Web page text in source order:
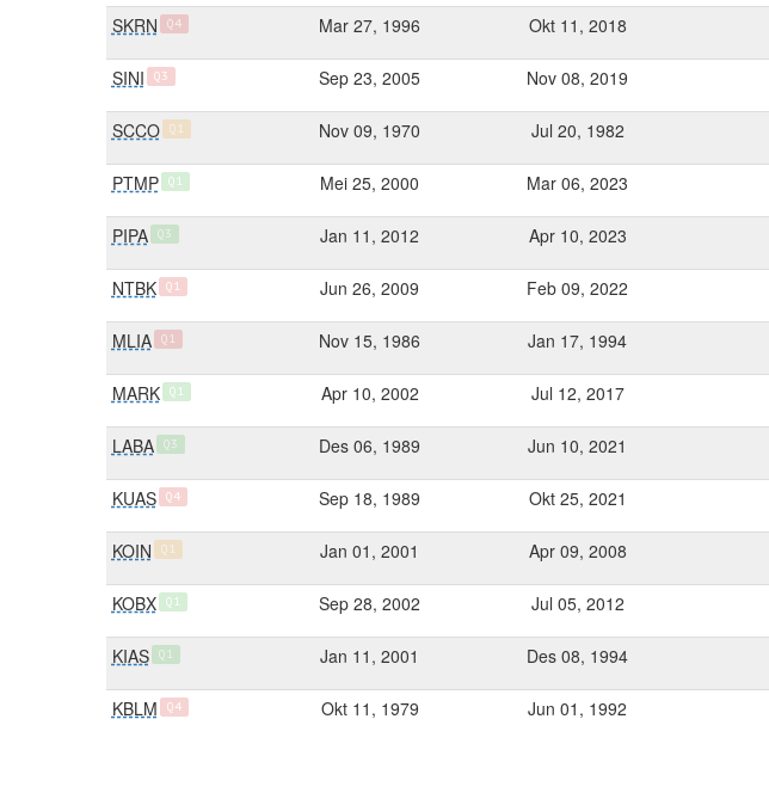
SKRN Q4 Mar 27, 1996 Okt 11, 2018
SINI Q3 Sep 23, 2005 Nov 08, 2019
SCCO Q1 Nov 09, 1970 Jul 20, 1982
PTMP Q1 Mei 25, 2000 Mar 06, 2023
PIPA Q3 Jan 11, 2012 Apr 10, 2023
NTBK Q1 Jun 26, 2009 Feb 09, 2022
MLIA Q1 Nov 15, 1986 Jan 17, 1994
MARK Q1 Apr 10, 2002 Jul 12, 2017
LABA Q3 Des 06, 1989 Jun 10, 2021
KUAS Q4 Sep 18, 1989 Okt 25, 2021
KOIN Q1 Jan 01, 2001 Apr 09, 2008
KOBX Q1 Sep 28, 2002 Jul 05, 2012
KIAS Q1 Jan 11, 2001 Des 08, 1994
KBLM Q4 Okt 11, 1979 Jun 01, 1992